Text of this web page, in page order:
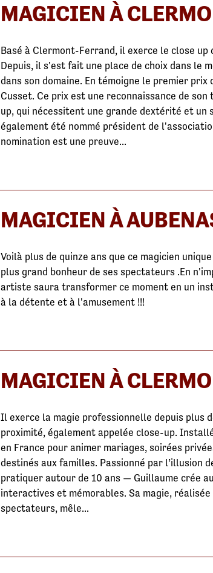
MAGICIEN À
Basé à Clermont-Ferrand, il exerce le close
Depuis, il s'est fait une place de choix dans le
dans son domaine. En témoigne le premier
Cusset. Ce prix est une reconnaissance de
up, qui nécessitent une grande dextérité et un
également été nommé président de
nomination est une preuve...
MAGICIEN À
Voilà plus de quinze ans que ce magicien
plus grand bonheur de ses spectateurs .En
artiste saura transformer ce moment en un
à la détente et à l'amusement !!!
MAGICIEN À
Il exerce la magie professionnelle depuis plus
proximité, également appelée close-up.
en France pour animer mariages, soirées
destinés aux familles. Passionné par l’illusion
pratiquer autour de 10 ans — Guillaume crée
interactives et mémorables. Sa magie,
spectateurs, mêle...